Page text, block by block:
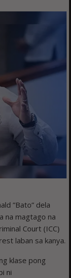
”Bato” dela
na magtago na
Court (ICC)
laban sa kanya.
klase pong
ni